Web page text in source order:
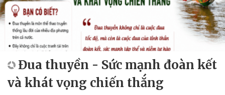
Đua thuyền - Sức mạnh đoàn kết
và khát vọng chiến thắng